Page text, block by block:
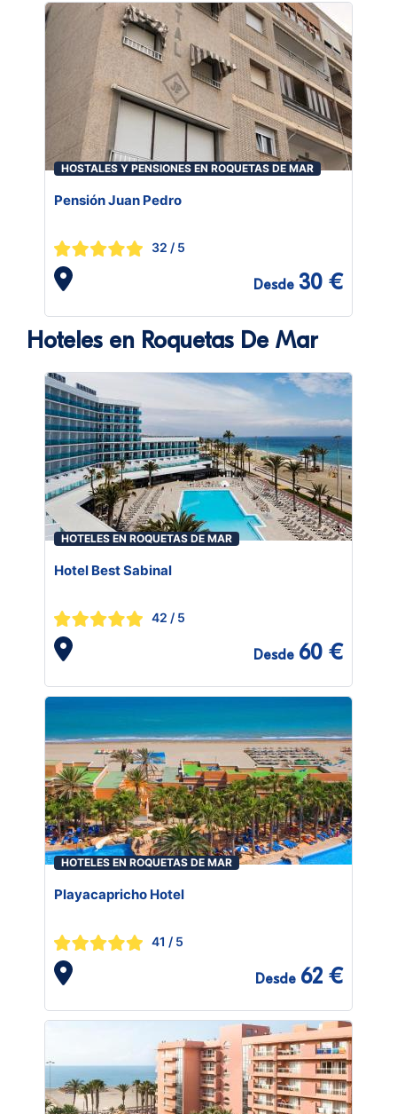
HOSTALES Y PENSIONES EN ROQUETAS DE MAR
Pensión Juan Pedro
32 / 5
Desde 30 €
Hoteles en Roquetas De Mar
HOTELES EN ROQUETAS DE MAR
Hotel Best Sabinal
42 / 5
Desde 60 €
HOTELES EN ROQUETAS DE MAR
Playacapricho Hotel
41 / 5
Desde 62 €